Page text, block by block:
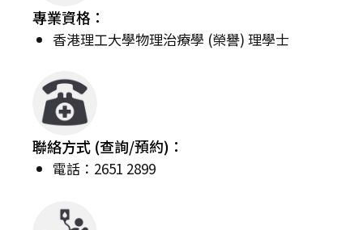
專業資格：
香港理工大學物理治療學 (榮譽) 理學士
聯絡方式 (查詢/預約)：
電話：2651 2899